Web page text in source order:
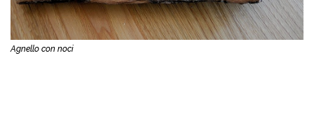
Agnello con noci